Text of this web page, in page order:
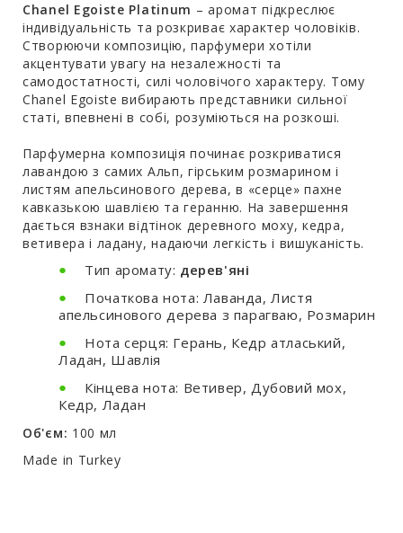
Chanel Egoiste Platinum – аромат підкреслює
індивідуальність та розкриває характер чоловіків.
Створюючи композицію, парфумери хотіли
акцентувати увагу на незалежності та
самодостатності, силі чоловічого характеру. Тому
Chanel Egoiste вибирають представники сильної
статі, впевнені в собі, розуміються на розкоші.
Парфумерна композиція починає розкриватися
лавандою з самих Альп, гірським розмарином і
листям апельсинового дерева, в «серце» пахне
кавказькою шавлією та геранню. На завершення
дається взнаки відтінок деревного моху, кедра,
ветивера і ладану, надаючи легкість і вишуканість.
Тип аромату: дерев'яні
Початкова нота: Лаванда, Листя
апельсинового дерева з парагваю, Розмарин
Нота серця: Герань, Кедр атласький,
Ладан, Шавлія
Кінцева нота: Ветивер, Дубовий мох,
Кедр, Ладан
Об'єм: 100 мл
Made in Turkey